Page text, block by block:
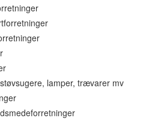
lamper, trævarer mv